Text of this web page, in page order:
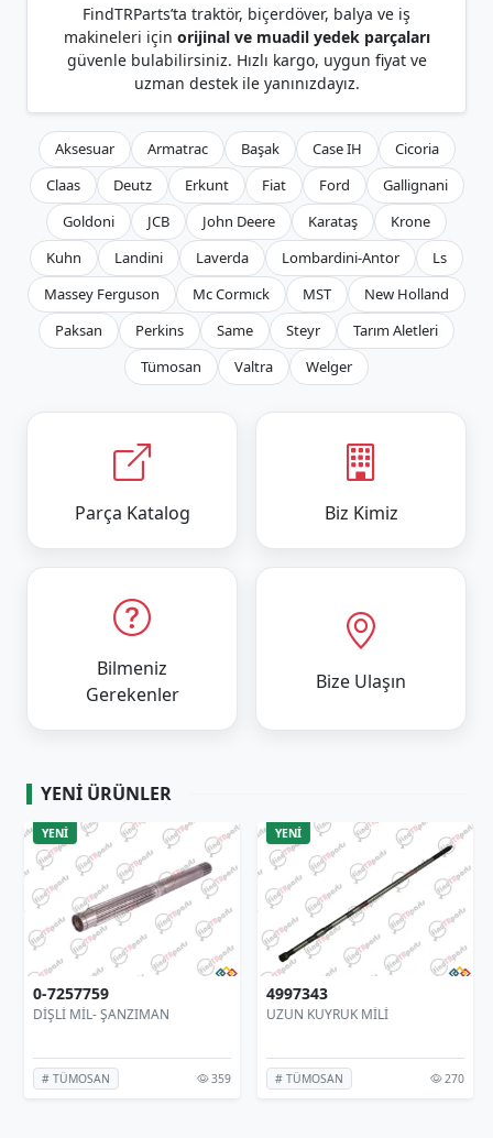
FindTRParts’ta traktör, biçerdöver, balya ve iş
makineleri için orijinal ve muadil yedek parçaları
güvenle bulabilirsiniz. Hızlı kargo, uygun fiyat ve
uzman destek ile yanınızdayız.
Aksesuar Armatrac Başak Case IH
Cicoria
Claas
Deutz Erkunt Fiat Ford
Gallignani
Goldoni
JCB John Deere Karataş
Krone
Kuhn
Landini Laverda Lombardini-Antor
Ls
Massey Ferguson
Mc Cormıck MST
New Holland
Paksan
Perkins Same Steyr
Tarım Aletleri
Tümosan
Valtra Welger
Parça Katalog Biz Kimiz
Bilmeniz
Gerekenler
Bize Ulaşın
YENI ÜRÜNLER
YENİ
0-7257759
DİŞLİ MİL- ŞANZIMAN
# TÜMOSAN 359
YENİ
4997343
UZUN KUYRUK MİLİ
# TÜMOSAN 270